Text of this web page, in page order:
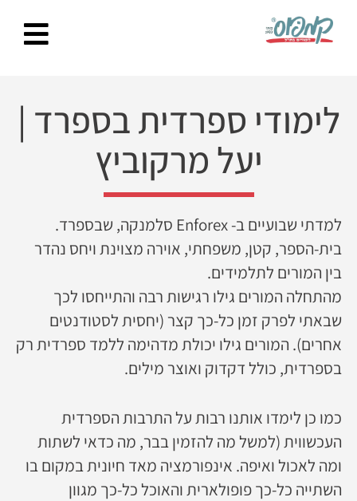
content
לימודי ספרדית בספרד |
יעל מרקוביץ
למדתי שבועיים ב- Enforex סלמנקה, שבספרד.
בית-הספר, קטן, משפחתי, אוירה מצוינת ויחס נהדר
בין המורים לתלמידים.
מהתחלה המורים גילו רגישות רבה והתייחסו לכך
שבאתי לפרק זמן כל-כך קצר (יחסית לסטודנטים
אחרים). המורים גילו יכולת מדהימה ללמד ספרדית רק
בספרדית, כולל דקדוק ואוצר מילים.
כמו כן לימדו אותנו רבות על התרבות הספרדית
העכשווית (למשל מה להזמין בבר, מה כדאי לשתות
ומה לאכול ואיפה. אינפורמציה מאד חיונית במקום בו
השתייה כל-כך פופולארית והאוכל כל-כך מגוון